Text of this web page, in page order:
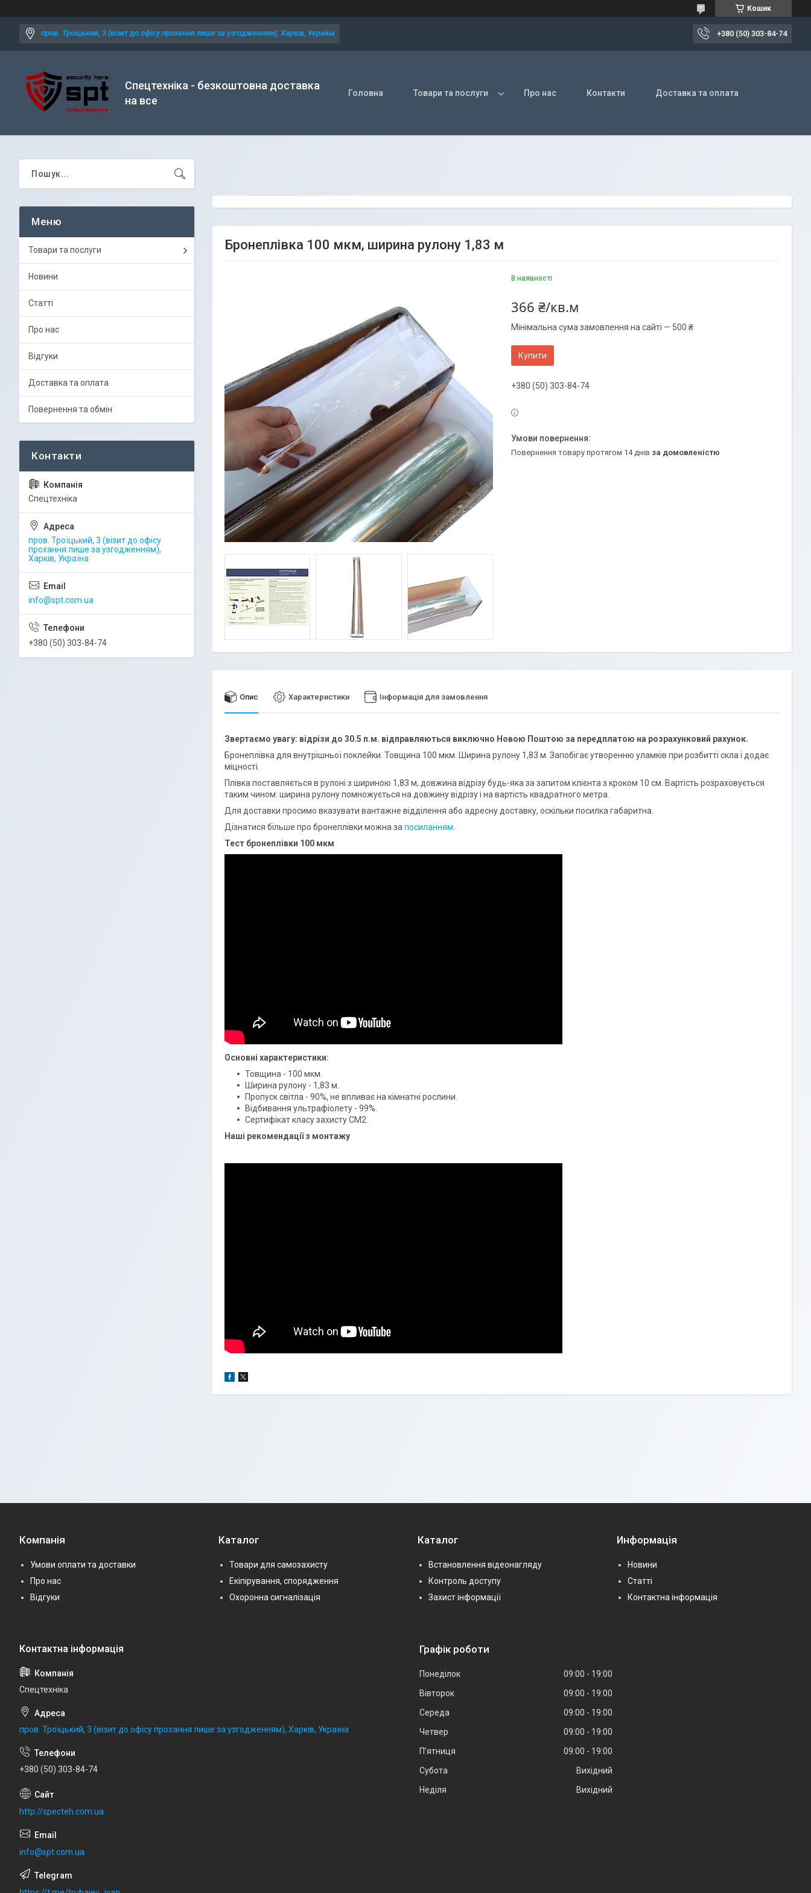
Кошик
пров. Троїцький, 3 (візит до офісу прохання лише за узгодженням), Харків, Україна +380 (50) 303-84-74
Спецтехніка - безкоштовна доставка
на все
Головна Товари та послуги Про нас Контакти Доставка та оплата
Бронеплівка 100 мкм, ширина рулону 1,83 м
В наявності
366 ₴/кв.м
Мінімальна сума замовлення на сайті — 500 ₴
Купити
+380 (50) 303-84-74
повернення товару протягом 14 днів за домовленістю
Опис Характеристики Інформація для замовлення
Звертаємо увагу: відрізи до 30.5 п.м. відправляються виключно Новою Поштою за передплатою на розрахунковий рахунок.
Бронеплівка для внутрішньої поклейки. Товщина 100 мкм. Ширина рулону 1,83 м. Запобігає утворенню уламків при розбитті скла і додає
міцності.
Плівка поставляється в рулоні з шириною 1,83 м, довжина відрізу будь-яка за запитом клієнта з кроком 10 см. Вартість розраховується
таким чином: ширина рулону помножується на довжину відрізу і на вартість квадратного метра.
Для доставки просимо вказувати вантажне відділення або адресну доставку, оскільки посилка габаритна.
Дізнатися більше про бронеплівки можна за посиланням
Тест бронеплівки 100 мкм
Основні характеристики:
Товщина - 100 мкм.
Ширина рулону - 1,83 м.
Пропуск світла - 90%, не впливає на кімнатні рослини.
Відбивання ультрафіолету - 99%.
Сертифікат класу захисту СМ2.
Наші рекомендації з монтажу
Товари та послуги
Новини
Статті
Про нас
Відгуки
Доставка та оплата
Повернення та обмін
Спецтехніка
пров. Троїцький, 3 (візит до офісу
прохання лише за узгодженням),
Харків, Україна
info@spt.com.ua
+380 (50) 303-84-74
Компанія
Умови оплати та доставки
Про нас
Відгуки
Каталог
Товари для самозахисту
Екіпірування, спорядження
Охоронна сигналізація
Каталог
Встановлення відеонагляду
Контроль доступу
Захист інформації
Информація
Новини
Статті
Контактна інформація
Спецтехніка
пров. Троїцький, 3 (візит до офісу прохання лише за узгодженням), Харків, Україна
+380 (50) 303-84-74
http://specteh.com.ua
info@spt.com.ua
Графік роботи
Понеділок 09:00
19:00
Вівторок
09:00
19:00
Середа
09:00
19:00
Четвер
09:00
19:00
Пʼятниця
09:00
19:00
Субота
Вихідний
Неділя
Вихідний